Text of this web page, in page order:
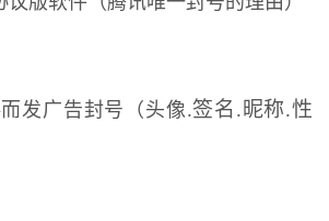
发广告封号（头像.签名.昵称.性